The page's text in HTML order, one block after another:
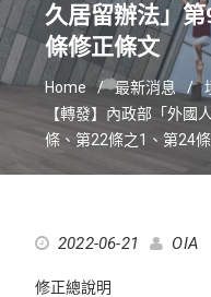
久居留辦法」
條修正條文
Home 最新消息
【轉發】內政部「外國
條、第22條之1、第24
2022-06-21 OIA
修正總說明